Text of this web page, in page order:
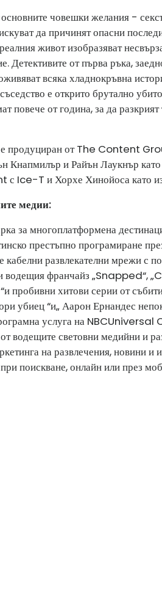
човешки желания -
да причинят опасни
живот изобразяват
Детективите от първа ръка,
всяка хладнокръвна
е открито брутално
повече от година, за да
продуциран от The Content
Кнапмилър и Райън Лаукнър
Ice-T и Хорхе Хинойоса като
медии:
за многоплатформена
престъпно програмиране
кабелни развлекателни мрежи с
водещия франчайз „Snapped“,
пробивни хитови серии от
убиец “и„ Аарон Ернандес
услуга на
водещите световни медийни и
на развлечения, новини и
поискване, онлайн или през